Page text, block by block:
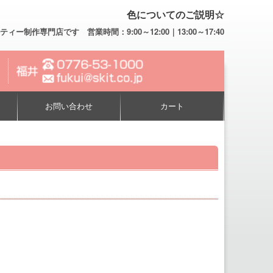
色についてのご説明☆
ィー制作専門店です 営業時間：9:00～12:00｜13:00～17:40
お問い合わせ カート